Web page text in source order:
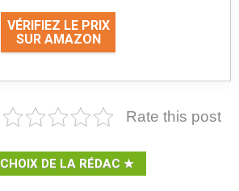
VÉRIFIEZ LE PRIX
SUR AMAZON
Rate this post
CHOIX DE LA RÉDAC